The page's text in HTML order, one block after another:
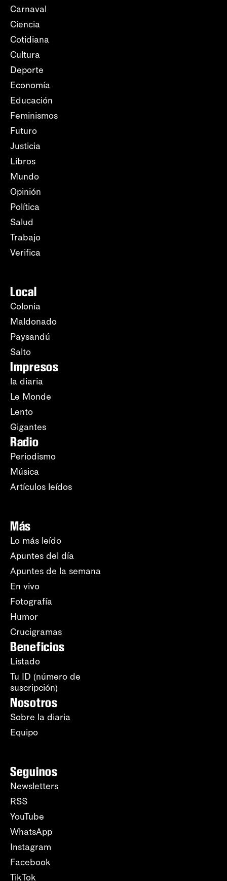
Carnaval
Ciencia
Cotidiana
Cultura
Deporte
Economía
Educación
Feminismos
Futuro
Justicia
Libros
Mundo
Opinión
Política
Salud
Trabajo
Verifica
Local
Colonia
Maldonado
Paysandú
Salto
Impresos
la diaria
Le Monde
Lento
Gigantes
Radio
Periodismo
Música
Artículos leídos
Más
Lo más leído
Apuntes del día
Apuntes de la semana
En vivo
Fotografía
Humor
Crucigramas
Beneficios
Listado
Tu ID (número de
suscripción)
Nosotros
Sobre la diaria
Equipo
Seguinos
Newsletters
RSS
YouTube
WhatsApp
Instagram
Facebook
TikTok